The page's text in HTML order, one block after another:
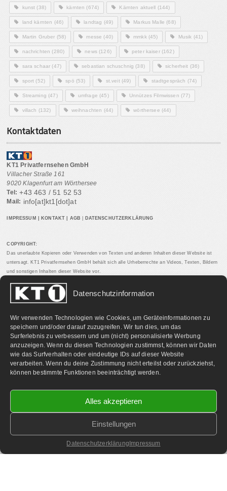
Datenschutzinformation
Wir verwenden Technologien wie Cookies, um Geräteinformationen zu
speichern und/oder darauf zuzugreifen. Wir tun dies, um das
Surferlebnis zu verbessern und um (nicht) personalisierte Werbung
anzuzeigen. Wenn du diesen Technologien zustimmst, können wir Daten
wie das Surfverhalten oder eindeutige IDs auf dieser Website
verarbeiten. Wenn du deine Zustimmung nicht erteilst oder zurückziehst,
können bestimmte Funktionen beeinträchtigt werden.
Alles akzeptieren
Einstellungen
Datenschutzerklärung Impressum
kunst (38) kärnten (674) Kärnten aktuell (144)
land kärnten (46) landtag (49) Markus Malle (68)
Martin Gruber (58) messe (40) mmkk(45) Musik (41)
nachrichten (280) news(126) peter kaiser(162)
sara schaar (47) sebastian schuschnig (38) sicherheit (36)
sport (52) spö (53) st.veit(49) stadtgespräch (74)
Streaming (47) umfrage (45) Unnützes Filmwissen (77)
villach (132) weihnachten (44) wörthersee (44)
Kontaktdaten
KT1 Privatfernsehen GmbH
Villacher Straße 161
9020 Klagenfurt am Wörthersee
Tel: +43 463 / 51 52 53
Mail: info[at]kt1[dot]at
IMPRESSUM KONTAKT AGB DATENSCHUTZERKLÄRUNG
COPYRIGHT:
Das unerlaubte Kopieren oder Verwenden von Texten und anderen Inhalten dieser Website ist
untersagt. KT1 Privatfernsehen GmbH behält sich alle Urheberrechte an Videos, Texten, Bildern
und sonstigen Inhalten dieser Website vor.
PARTNERLINKS:
2026 KT1 Privatfernsehen - Alle Rechte vorbehalten.
Homepage & Webbetreuung DF-Media.at